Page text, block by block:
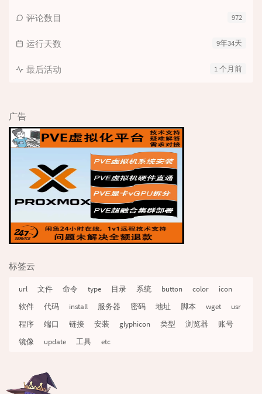
972
评论数目
9年34天
运行天数
1 个月前
最后活动
广告
标签云
url 文件 命令 type 目录 系统 button color
icon
软件
代码 install 服务器 密码 地址 脚本 wget
usr
程序
端口 链接 安装 glyphicon 类型 浏览器
账号
镜像
update 工具 etc